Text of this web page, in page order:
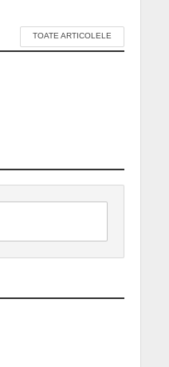
TOATE ARTICOLELE